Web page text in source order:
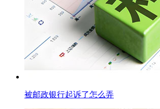
被邮政银行起诉了怎么弄